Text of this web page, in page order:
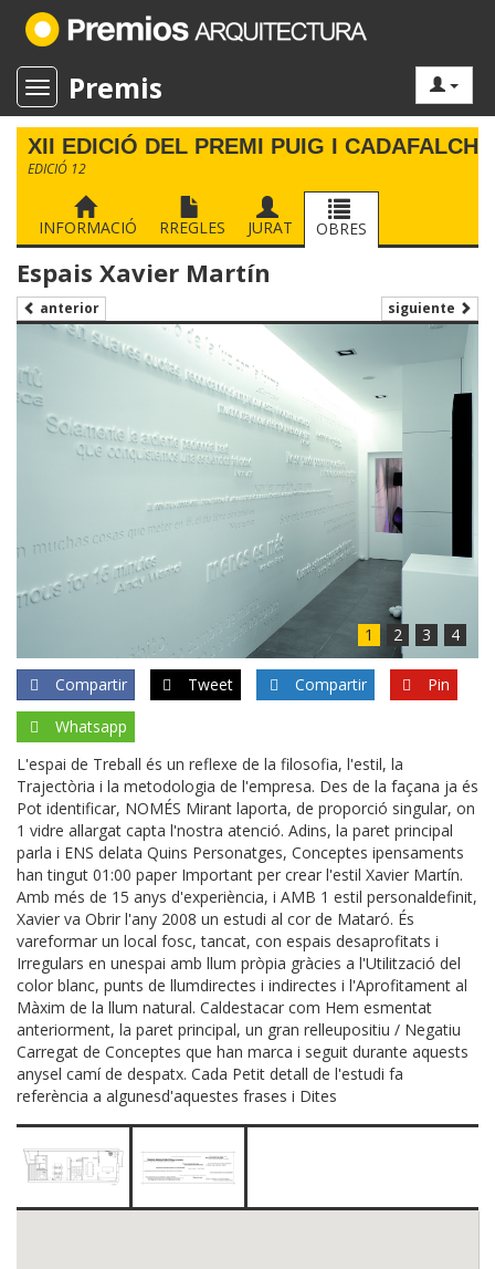
Toggle navigation
Premis
XII EDICIÓ DEL PREMI PUIG I CADAFALCH
EDICIÓ 12
INFORMACIÓ RREGLES JURAT OBRES
Espais Xavier Martín
anterior siguiente
1 2 3 4
Compartir Tweet Compartir
Pin
Whatsapp
L'espai de Treball és un reflexe de la filosofia, l'estil, la
Trajectòria i la metodologia de l'empresa. Des de la façana ja és
Pot identificar, NOMÉS Mirant laporta, de proporció singular, on
1 vidre allargat capta l'nostra atenció. Adins, la paret principal
parla i ENS delata Quins Personatges, Conceptes ipensaments
han tingut 01:00 paper Important per crear l'estil Xavier Martín.
Amb més de 15 anys d'experiència, i AMB 1 estil personaldefinit,
Xavier va Obrir l'any 2008 un estudi al cor de Mataró. És
vareformar un local fosc, tancat, con espais desaprofitats i
Irregulars en unespai amb llum pròpia gràcies a l'Utilització del
color blanc, punts de llumdirectes i indirectes i l'Aprofitament al
Màxim de la llum natural. Caldestacar com Hem esmentat
anteriorment, la paret principal, un gran relleupositiu / Negatiu
Carregat de Conceptes que han marca i seguit durante aquests
anysel camí de despatx. Cada Petit detall de l'estudi fa
referència a algunesd'aquestes frases i Dites